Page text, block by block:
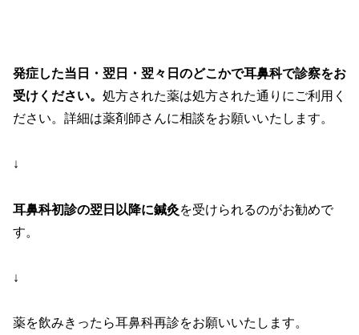
発症した当日・翌日・翌々日のどこかで耳鼻科で診察をお
受けください。 処方された薬は処方された通りにご利用く
ださい。詳細は薬剤師さんに相談をお願いいたします。
↓
耳鼻科初診の翌日以降に鍼灸を受けられるのがお勧めで
す。
↓
薬を飲みきったら耳鼻科再診をお願いいたします。